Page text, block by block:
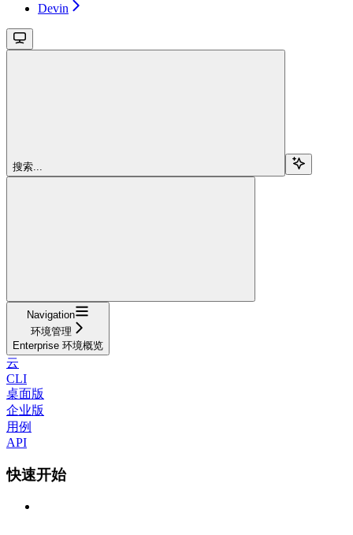
Devin
搜索...
Navigation
环境管理
Enterprise 环境概览
云
CLI
桌面版
企业版
用例
API
快速开始